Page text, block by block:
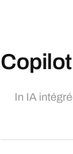
In IA